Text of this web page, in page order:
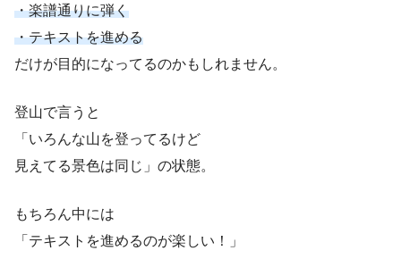
・楽譜通りに弾く
・テキストを進める
だけが目的になってるのかもしれません。
登山で言うと
「いろんな山を登ってるけど
見えてる景色は同じ」の状態。
もちろん中には
「テキストを進めるのが楽しい！」